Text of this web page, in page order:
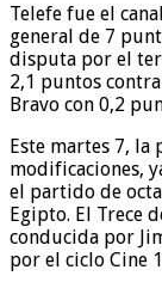
Telefe fue el
general de 7
disputa por el
2,1 puntos
Bravo con 0,2
Este martes 7,
modificaciones,
el partido de
Egipto. El Trece
conducida por
por el ciclo Cine